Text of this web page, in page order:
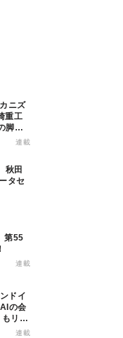
重工
脚は
複雑
連載
タセ
第55
連載
の会
リス
漏洩対
連載